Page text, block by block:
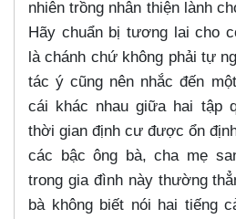
nhiên trồng nhân thiện lành
Hãy chuẩn bị tương lai cho
là chánh chứ không phải tự
tác ý cũng nên nhắc đến
cái khác nhau giữa hai tập
thời gian định cư được ổn
các bậc ông bà, cha mẹ
trong gia đình này thường
bà không biết nói hai tiếng